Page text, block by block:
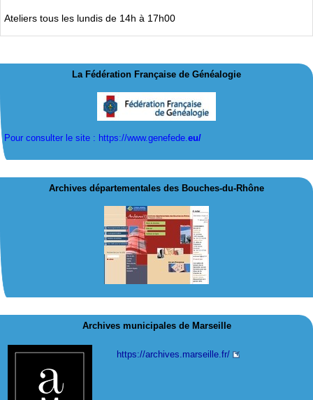
Ateliers tous les lundis de 14h à 17h00
La Fédération Française de Généalogie
Pour consulter le site : https://www.genefede. eu/
Archives départementales des Bouches-du-Rhône
Archives municipales de Marseille
https://archives.marseille.fr/